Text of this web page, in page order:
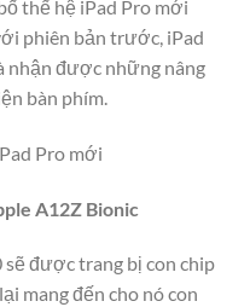
thế hệ iPad Pro mới
phiên bản trước, iPad
nhận được những nâng
bàn phím.
Pro mới
A12Z Bionic
được trang bị con chip
mang đến cho nó con